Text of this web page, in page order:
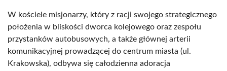
W kościele misjonarzy, który z racji swojego strategicznego
położenia w bliskości dworca kolejowego oraz zespołu
przystanków autobusowych, a także głównej arterii
komunikacyjnej prowadzącej do centrum miasta (ul.
Krakowska), odbywa się całodzienna adoracja